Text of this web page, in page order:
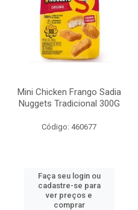
Mini Chicken Frango Sadia
Nuggets Tradicional 300G
Código: 460677
Faça seu login ou
cadastre-se para
ver preços e
comprar